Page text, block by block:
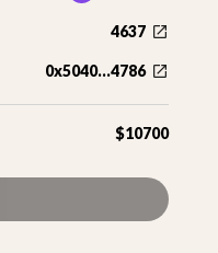
4637
0x5040...4786
$10700